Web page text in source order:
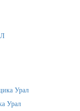
Урал